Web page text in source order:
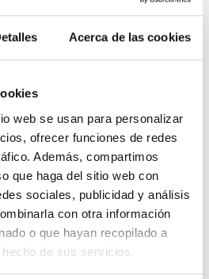
Acerca de las cookies
web se usan para personalizar
ofrecer funciones de redes
Además, compartimos
que haga del sitio web con
sociales, publicidad y análisis
con otra información
o que hayan recopilado a
de sus servicios.
de